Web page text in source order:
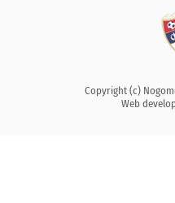
Copyright (c)
Web